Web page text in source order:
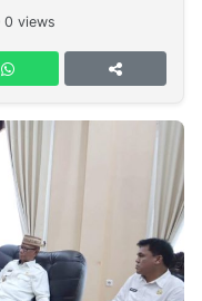
0 views